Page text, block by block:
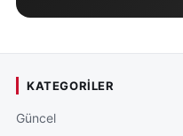
KATEGORILER
Güncel